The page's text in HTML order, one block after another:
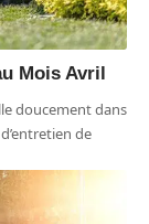
Mois Avril
doucement dans
de